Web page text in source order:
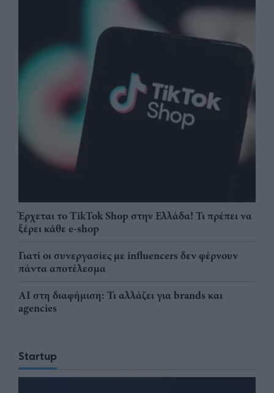
Έρχεται το TikTok Shop στην Ελλάδα! Τι πρέπει να
ξέρει κάθε e-shop
Γιατί οι συνεργασίες με influencers δεν φέρνουν
πάντα αποτέλεσμα
AI στη διαφήμιση: Τι αλλάζει για brands και
agencies
Startup